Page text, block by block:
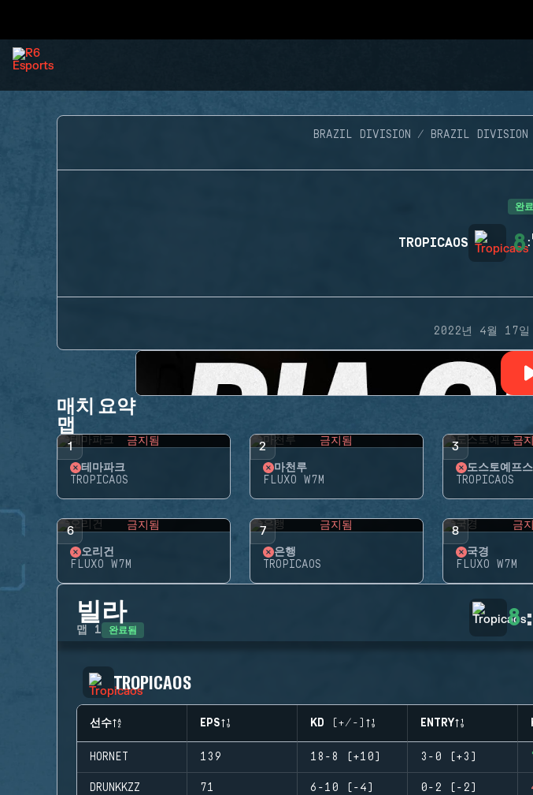
BRAZIL DIVISION BRAZIL DIVISION
완
TROPICAOS 8:
2022년 4월 17
매치 요약
맵
1 금지됨
테마파크
TROPICAOS
2 금지됨
마천루
FLUXO W7M
3 금
도스토예프
TROPICAOS
6 금지됨
오리건
FLUXO W7M
7 금지됨
은행
TROPICAOS
8 금
국경
FLUXO W7M
빌라
맵 1 완료됨 8:
TROPICAOS
선수 EPS KD (+/-) ENTRY
HORNET 139 18-8 (+10) 3-0 (+3)
DRUNKKZZ 71 6-10 (-4) 0-2 (-2)